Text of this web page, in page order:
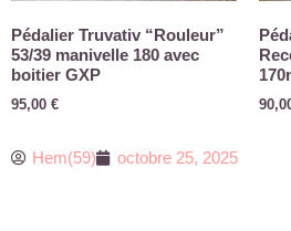
Pédalier Truvativ “Rouleur”
53/39 manivelle 180 avec
boitier GXP
95,00 €
Hem(59) octobre 25, 2025